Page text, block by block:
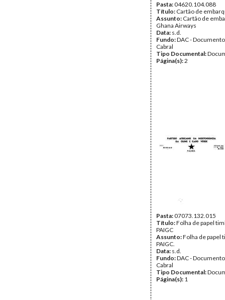
Pasta:04620.104.088
Título: Cartão de
Assunto: Cartão de
Ghana Airways
Data: s.d.
Fundo:DAC -
Cabral
Tipo Documental:
Página(s):2
Pasta:07073.132.015
Título:Folha de papel
PAIGC
Assunto:Folha de papel
PAIGC.
Data: s.d.
Fundo:DAC -
Cabral
Tipo Documental:
Página(s): 1